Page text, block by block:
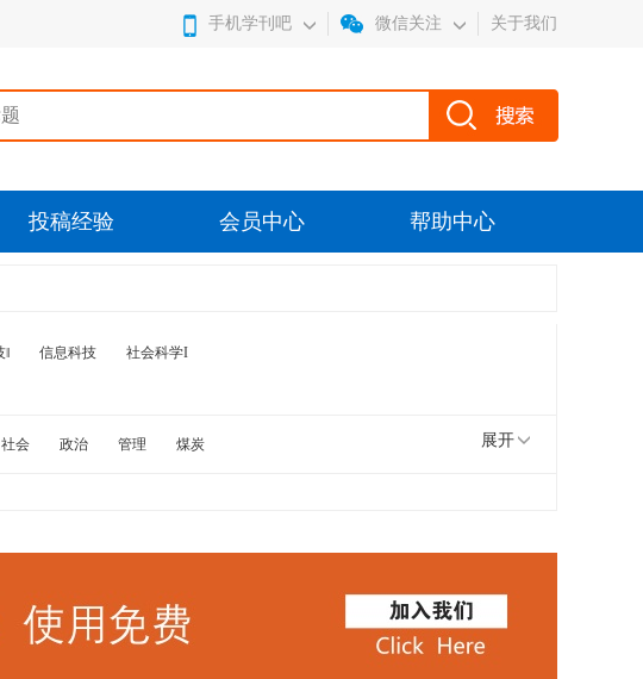
手机学刊吧 微信关注 关于我们
投稿经验 会员中心 帮助中心
信息科技
社会科学I
社会 政治 管理
煤炭
展开